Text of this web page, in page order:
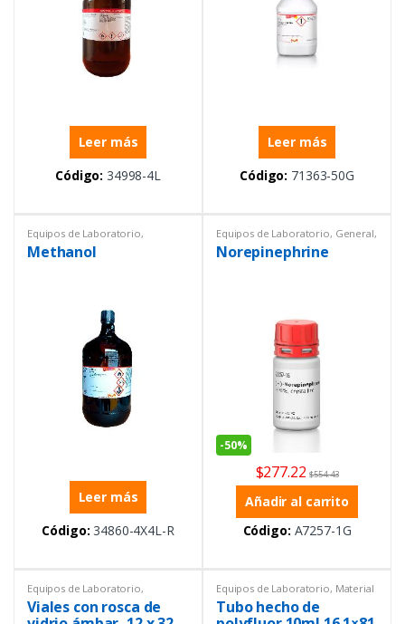
Leer más
Código: 34998-4L
Leer más
Código: 71363-50G
Equipos de Laboratorio,
Reactivos y estándares
Methanol
Leer más
Código: 34860-4X4L-R
Equipos de Laboratorio, General,
Ofertas
Sigma
Norepinephrine
-50%
$277.22 $554.43
Añadir al carrito
Código: A7257-1G
Equipos de Laboratorio,
Reactivos y estándares Sigma
Viales con rosca de
Equipos de Laboratorio, Material
de vidrio PYREX® Reactivos y
estándares,Sigma ,Tubos de
ensayos
Tubo hecho de